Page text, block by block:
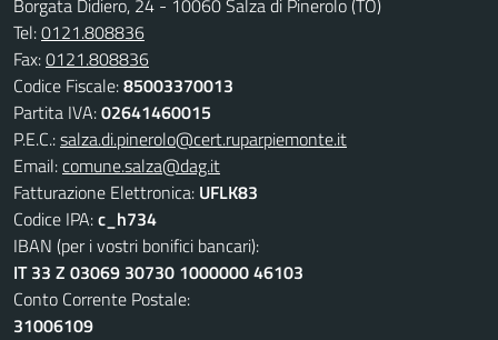
Tel:0121.808836
Fax:0121.808836
Codice Fiscale:85003370013
Partita IVA:02641460015
P.E.C.:salza.di.pinerolo@cert.ruparpiemonte.it
Email:comune.salza@dag.it
Fatturazione Elettronica: UFLK83
Codice IPA:c_h734
IBAN (per i vostri bonifici bancari):
IT 33 Z 03069 30730 1000000 46103
Conto Corrente Postale:
31006109